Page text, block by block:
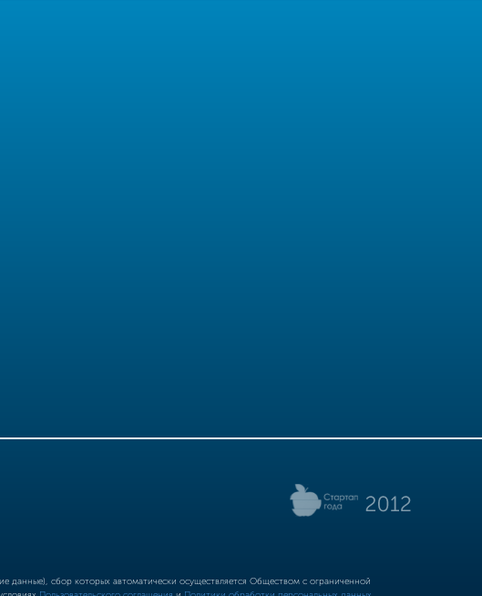
данные), сбор которых автоматически осуществляется Обществом с ограниченной